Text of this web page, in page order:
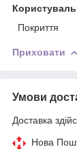
Покриття
Приховати
Умови
Доставка
Нова